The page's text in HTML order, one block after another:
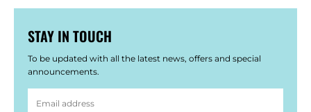
STAY IN TOUCH
To be updated with all the latest news, offers and special
announcements.